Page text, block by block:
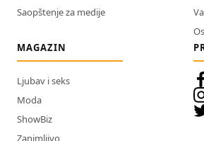
Saopštenje za medije
MAGAZIN
Ljubav i seks
Moda
ShowBiz
Zanimljivo